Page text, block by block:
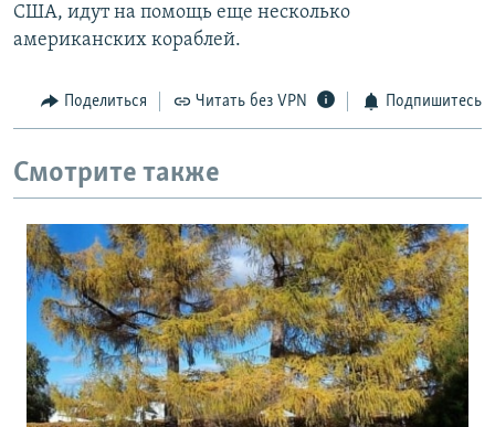
Все сайты РСЕ/РС
США, идут на помощь еще несколько
американских кораблей.
Поделиться Читать без VPN Подпишитесь
Смотрите также